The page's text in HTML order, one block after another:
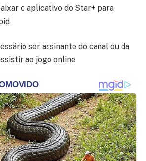
o aplicativo do Star+ para
ser assinante do canal ou da
ao jogo online